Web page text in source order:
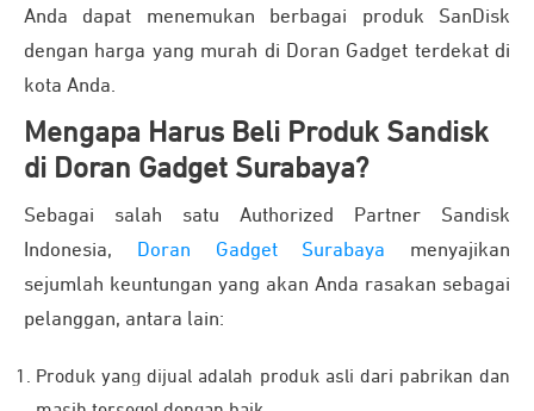
Anda dapat menemukan berbagai produk SanDisk
dengan harga yang murah di Doran Gadget terdekat di
kota Anda.
Mengapa Harus Beli Produk Sandisk
di Doran Gadget Surabaya?
Sebagai salah satu Authorized Partner Sandisk
Indonesia,
Doran Gadget Surabaya menyajikan
sejumlah keuntungan yang akan Anda rasakan sebagai
pelanggan, antara lain:
Produk yang dijual adalah produk asli dari pabrikan dan